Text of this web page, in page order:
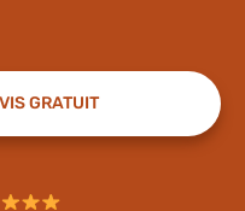
GRATUIT